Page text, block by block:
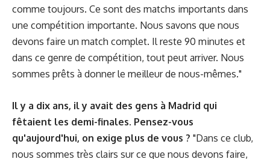
comme toujours. Ce sont des matchs importants dans
une compétition importante. Nous savons que nous
devons faire un match complet. Il reste 90 minutes et
dans ce genre de compétition, tout peut arriver. Nous
sommes prêts à donner le meilleur de nous-mêmes."
Il y a dix ans, il y avait des gens à Madrid qui
fêtaient les demi-finales. Pensez-vous
qu'aujourd'hui, on exige plus de vous ? "Dans ce club,
nous sommes très clairs sur ce que nous devons faire,